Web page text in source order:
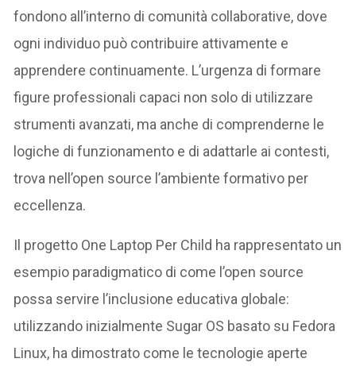
fondono all’interno di comunità collaborative, dove
ogni individuo può contribuire attivamente e
apprendere continuamente. L’urgenza di formare
figure professionali capaci non solo di utilizzare
strumenti avanzati, ma anche di comprenderne le
logiche di funzionamento e di adattarle ai contesti,
trova nell’open source l’ambiente formativo per
eccellenza.
Il progetto One Laptop Per Child ha rappresentato un
esempio paradigmatico di come l’open source
possa servire l’inclusione educativa globale:
utilizzando inizialmente Sugar OS basato su Fedora
Linux, ha dimostrato come le tecnologie aperte